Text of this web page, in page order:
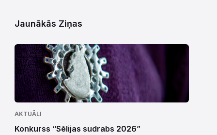
Jaunākās Ziņas
AKTUĀLI
Konkurss “Sēlijas sudrabs 2026”